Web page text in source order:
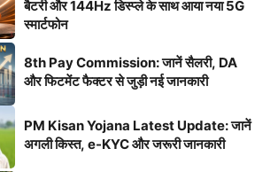
बैटरी और 144Hz डिस्प्ले के साथ आया नया 5G
स्मार्टफोन
8th Pay Commission: जानें सैलरी, DA
और फिटमेंट फैक्टर से जुड़ी नई जानकारी
PM Kisan Yojana Latest Update: जानें
अगली किस्त, e-KYC और जरूरी जानकारी